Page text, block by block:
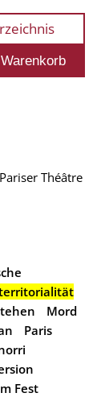
Théâtre
Mord
Paris
Fest